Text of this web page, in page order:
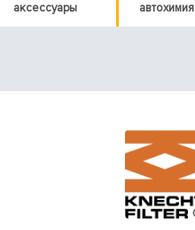
аксессуары
автохимия